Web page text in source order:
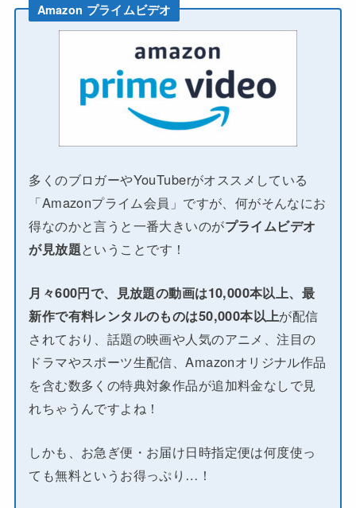
Amazon プライムビデオ
多くのブロガーやYouTuberがオススメしている
「Amazonプライム会員」ですが、何がそんなにお
得なのかと言うと一番大きいのがプライムビデオ
が見放題ということです！
月々600円で、見放題の動画は10,000本以上、最
新作で有料レンタルのものは50,000本以上が配信
されており、話題の映画や人気のアニメ、注目の
ドラマやスポーツ生配信、Amazonオリジナル作品
を含む数多くの特典対象作品が追加料金なしで見
れちゃうんですよね！
しかも、お急ぎ便・お届け日時指定便は何度使っ
ても無料というお得っぷり…！